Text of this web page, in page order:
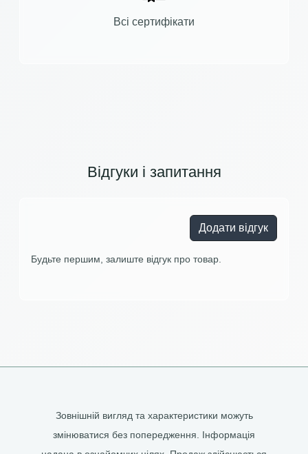
Всі сертифікати
Відгуки і запитання
Додати відгук
Будьте першим, залиште відгук про товар.
Зовнішній вигляд та характеристики можуть
змінюватися без попередження. Інформація